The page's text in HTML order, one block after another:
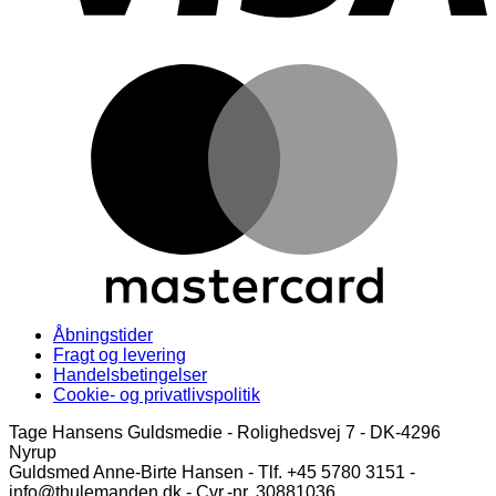
Åbningstider
Fragt og levering
Handelsbetingelser
Cookie- og privatlivspolitik
Tage Hansens Guldsmedie - Rolighedsvej 7 - DK-4296
Nyrup
Guldsmed Anne-Birte Hansen - Tlf. +45 5780 3151 -